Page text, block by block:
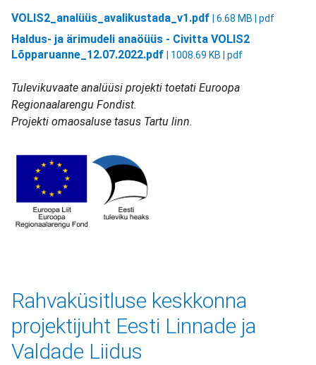
VOLIS2_analüüs_avalikustada_v1.pdf | 6.68 MB | pdf
Haldus- ja ärimudeli anaöüüs - Civitta VOLIS2
Lõpparuanne_12.07.2022.pdf
| 1008.69 KB | pdf
Tulevikuvaate analüüsi projekti toetati Euroopa
Regionaalarengu Fondist.
Projekti omaosaluse tasus Tartu linn.
Rahvaküsitluse keskkonna
projektijuht Eesti Linnade ja
Valdade Liidus